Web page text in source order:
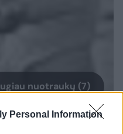
Personal Information
nuotraukų (7)